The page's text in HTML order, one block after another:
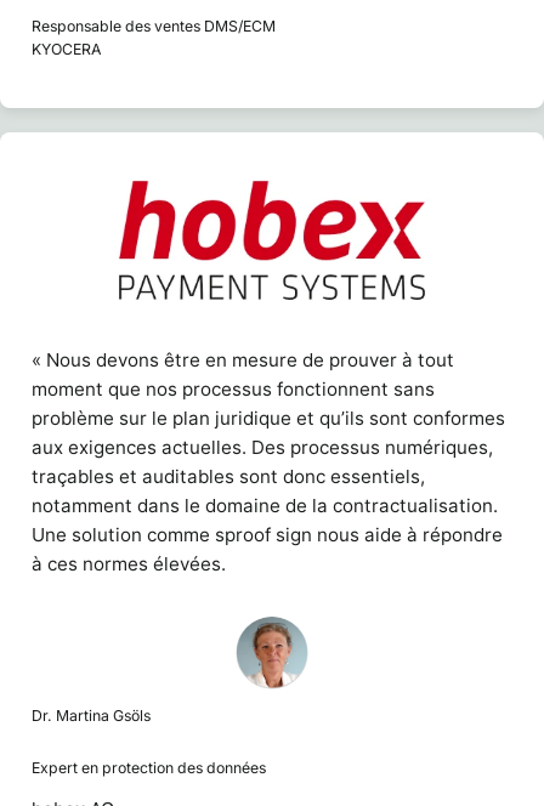
Responsable des ventes DMS/ECM
KYOCERA
« Nous devons être en mesure de prouver à tout
moment que nos processus fonctionnent sans
problème sur le plan juridique et qu’ils sont conformes
aux exigences actuelles. Des processus numériques,
traçables et auditables sont donc essentiels,
notamment dans le domaine de la contractualisation.
Une solution comme sproof sign nous aide à répondre
à ces normes élevées.
Dr. Martina Gsöls
Expert en protection des données